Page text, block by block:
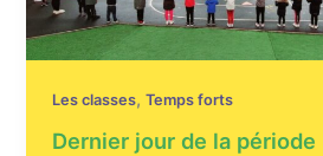
Les classes,Temps forts
Dernier jour de la période